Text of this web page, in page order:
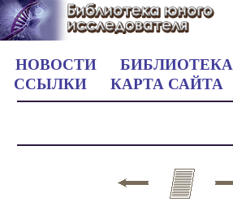
НОВОСТИ БИБЛИОТЕКА
ССЫЛКИ
КАРТА САЙТА